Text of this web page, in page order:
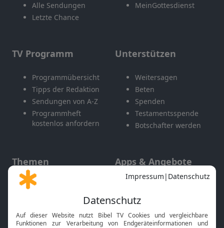
Alle Sendungen
Letzte Chance
MeinGottesdienst
TV Programm
Programmübersicht
Tipps der Redaktion
Sendungen von A-Z
Programmheft
kostenlos anfordern
Unterstützen
Weitersagen
Beten
Spenden
Testamentsspende
Botschafter werden
Themen
Gott und Bibel erklärt
Neuigkeiten
Apps & Angebote
Mobile App
Smart TV